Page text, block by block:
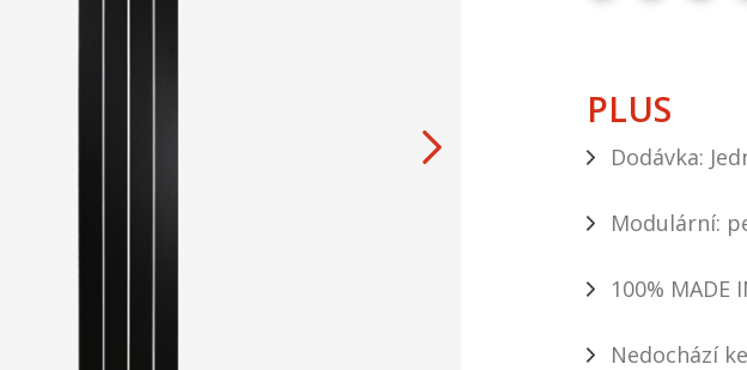
PLUS
Dodávka:
Modulární:
100% MADE
Nedochází